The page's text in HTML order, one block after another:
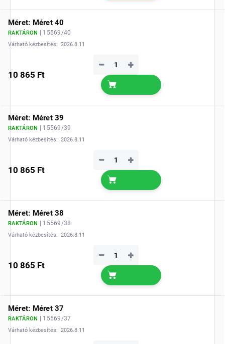
Méret: Méret 40
RAKTÁRON | 15569/40
Várható kézbesítés: 2026.8.11
10 865 Ft
+
−
Méret: Méret 39
RAKTÁRON | 15569/39
Várható kézbesítés: 2026.8.11
10 865 Ft
+
−
Méret: Méret 38
RAKTÁRON | 15569/38
Várható kézbesítés: 2026.8.11
10 865 Ft
+
−
Méret: Méret 37
RAKTÁRON | 15569/37
Várható kézbesítés: 2026.8.11